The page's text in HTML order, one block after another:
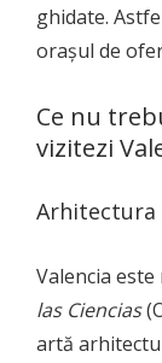
ghidate.
orașul de
Ce nu
vizitezi
Arhitectura
Valencia
las Ciencias
artă